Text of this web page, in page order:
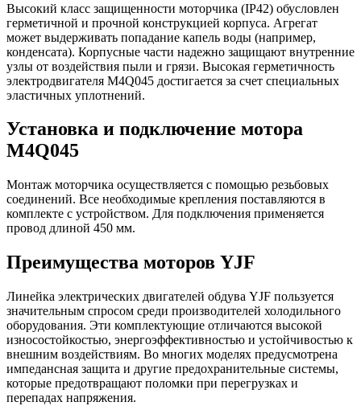
Высокий класс защищенности моторчика (IP42) обусловлен
герметичной и прочной конструкцией корпуса. Агрегат
может выдерживать попадание капель воды (например,
конденсата). Корпусные части надежно защищают внутренние
узлы от воздействия пыли и грязи. Высокая герметичность
электродвигателя M4Q045 достигается за счет специальных
эластичных уплотнений.
Установка и подключение мотора
M4Q045
Монтаж моторчика осуществляется с помощью резьбовых
соединений. Все необходимые крепления поставляются в
комплекте с устройством. Для подключения применяется
провод длиной 450 мм.
Преимущества моторов YJF
Линейка электрических двигателей обдува YJF пользуется
значительным спросом среди производителей холодильного
оборудования. Эти комплектующие отличаются высокой
износостойкостью, энергоэффективностью и устойчивостью к
внешним воздействиям. Во многих моделях предусмотрена
импедансная защита и другие предохранительные системы,
которые предотвращают поломки при перегрузках и
перепадах напряжения.